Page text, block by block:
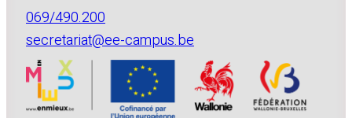
069/490.200
secretariat@ee-campus.be